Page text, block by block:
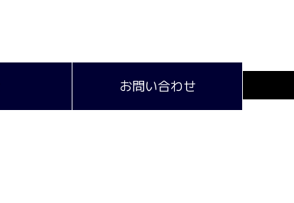
お問い合わせ